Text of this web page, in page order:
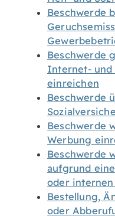
Beschwerde
Beschwerde
Internet- und
einreichen
Beschwerde
Beschwerde
Werbung
Beschwerde
aufgrund
oder
Bestellung,
oder